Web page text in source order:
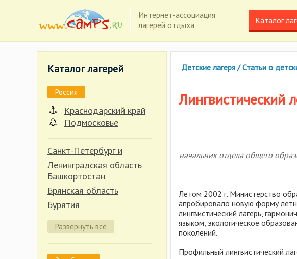
Интернет-ассоциация
лагерей отдыха
Каталог
Каталог лагерей
Россия
Краснодарский край
Подмосковье
Санкт-Петербург и
Ленинградская область
Башкортостан
Брянская область
Бурятия
Владимирская область
Волгоградская область
Вологодская область
Развернуть все
Детские лагеря /Статьи о
Лингвистический
начальник отдела общего
Летом 2002 г. Министерство
апробировало новую форму
лингвистический лагерь,
языком, экологическое
поколений.
Профильный лингвистический